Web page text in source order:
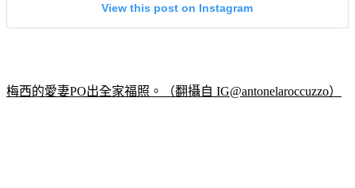
View this post on Instagram
梅西的愛妻PO出全家福照。（翻攝自 IG@antonelaroccuzzo）